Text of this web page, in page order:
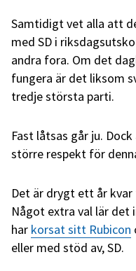
Samtidigt vet alla att
med SD i
andra fora. Om det
fungera är det liksom
tredje största parti.
Fast låtsas går ju.
större respekt för
Det är drygt ett år
Något extra val lär det
har korsat sitt Rubicon
eller med stöd av, SD.